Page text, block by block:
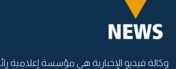
وكالة فيديو الإخبارية هي مؤسسة إعلامية